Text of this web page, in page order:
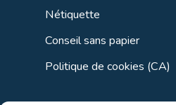
Nétiquette
Conseil sans papier
Politique de cookies (CA)